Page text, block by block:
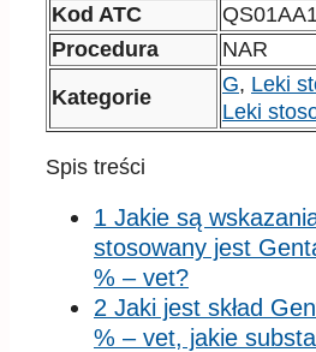
Kod ATC
Procedura
NAR
Kategorie
G, Leki
Leki
Spis treści
1 Jakie są
stosowany jest
% – vet?
2 Jaki jest skład
% – vet, jakie